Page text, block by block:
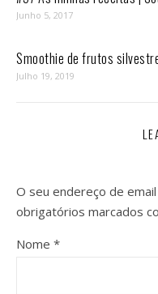
Junho 5, 2017
Smoothie de frutos
Julho 19, 2019
O seu endereço de
obrigatórios marcados
Nome *